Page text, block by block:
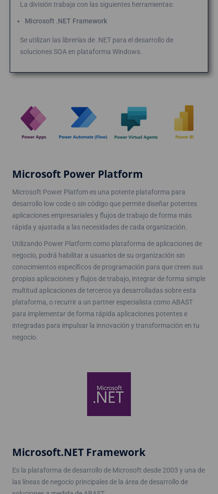
La división trabaja con las siguientes herramientas:
Microsoft .NET Framework
Se utilizan las librerías de .NET para el desarrollo de
soluciones SOA en plataforma Windows.
Microsoft Power Platform
Microsoft Power Platfom es una potente plataforma para
desarrollo low code o sin código que permite diseñar potentes
aplicaciones empresariales y flujos de trabajo de forma más
rápida y ajustada a las necesidades de cada organización.
Utilizando Power Platform como plataforma de aplicaciones de
negocio, podrá habilitar a usuarios de su organización sin
conocimientos específicos de programación para que creen sus
propias aplicaciones y flujos de trabajo, integrar de forma simple
multitud aplicaciones de terceros ya desarrolladas sobre esta
plataforma, o recurrir a un partner especialista como ABAST
para implementar de forma rápida aplicaciones potentes e
integradas para impulsar la innovación y transformación en tu
negocio.
Microsoft.NET Framework
Es la plataforma de desarrollo de Microsoft desde 2003 y una de
las líneas de negocio principales de la área de desarrollo de